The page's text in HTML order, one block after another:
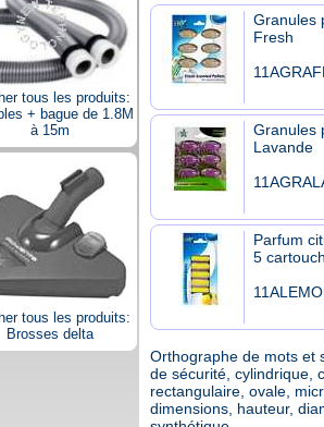
tous les produits:
+ bague de 1.8M
à 15m
tous les produits:
Brosses delta
Granules
Fresh
Granules
Lavande
Parfum
5
Orthographe de mots et
de sécurité, cylindrique,
rectangulaire, ovale,
dimensions, hauteur,